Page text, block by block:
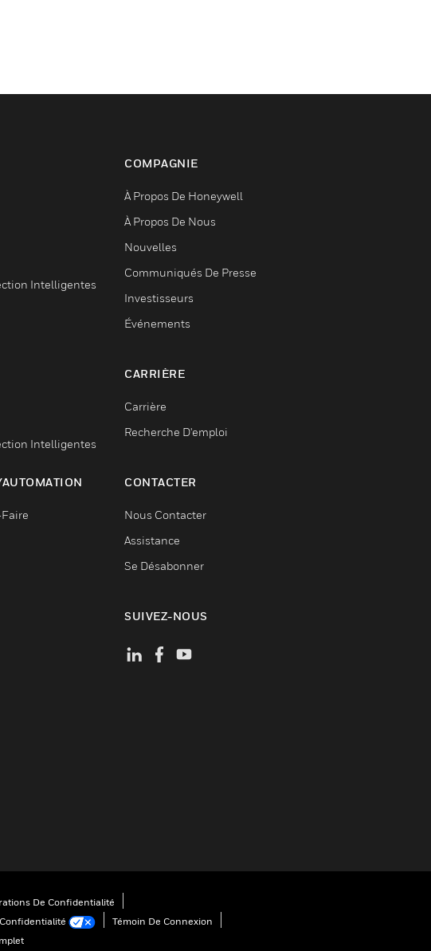
Intelligentes
Intelligentes
COMPAGNIE
À Propos De Honeywell
À Propos De Nous
Nouvelles
Communiqués De Presse
Investisseurs
Événements
CARRIÈRE
Carrière
Recherche D'emploi
CONTACTER
Nous Contacter
Assistance
Se Désabonner
SUIVEZ-NOUS
De Confidentialité
Témoin De Connexion